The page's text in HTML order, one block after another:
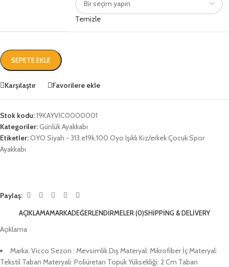
Temizle
SEPETE EKLE
Karşılaştır Favorilere ekle
Stok kodu:19KAYVIC0000001
Kategoriler:Günlük Ayakkabı
Etiketler:OYO Siyah - 313.e19k.100 Oyo Işıklı Kız/erkek Çocuk Spor
Ayakkabı
Paylaş:
AÇIKLAMAMARKADEĞERLENDIRMELER (0)SHIPPING & DELIVERY
Açıklama
Marka: Vicco Sezon : Mevsimlik Dış Materyal: Mikrofiber İç Materyal:
Tekstil Taban Materyali: Poliüretan Topuk Yüksekliği: 2 Cm Taban